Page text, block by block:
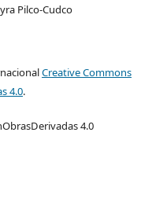
Pilco-Cudco
Creative Commons
4.0.
4.0